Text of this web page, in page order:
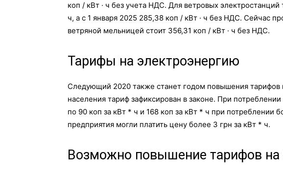
коп / кВт · ч без учета НДС. Для ветровых электростанций
ч, а с 1 января 2025 285,38 коп / кВт · ч без НДС. Сейчас
ветряной мельницей стоит 356,31 коп / кВт · ч без НДС.
Тарифы на электроэнергию
Следующий 2020 также станет годом повышения тарифов
населения тариф зафиксирован в законе. При
по 90 коп за кВт * ч и 168 коп за кВт * ч при потреблении
предприятия могли платить цену более 3 грн за кВт * ч.
Возможно повышение тарифов на